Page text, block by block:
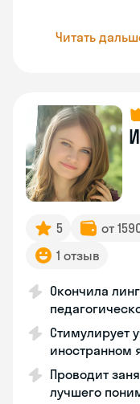
Читать
5 от
1 отзыв
Окончила
Стимулирует
иностранном
Проводит
лучшего